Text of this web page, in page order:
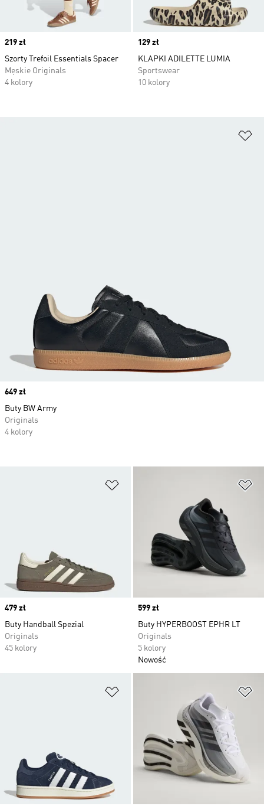
Price
219 zł
Szorty Trefoil Essentials Spacer
Męskie Originals
4 kolory
Price
129 zł
KLAPKI ADILETTE LUMIA
Sportswear
10 kolory
Price
479 zł
Buty Handball Spezial
Originals
45 kolory
Price
599 zł
Buty HYPERBOOST EPHR LT
Originals
5 kolory
Nowość
Price
649 zł
Buty BW Army
Originals
4 kolory